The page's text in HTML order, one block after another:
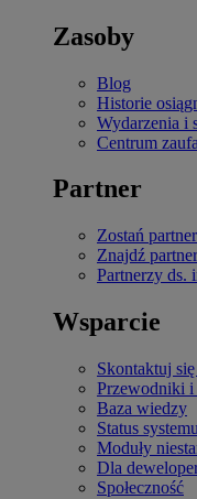
Zasoby
Blog
Historie
Wydarzenia i
Centrum
Partner
Zostań
Znajdź
Partnerzy ds.
Wsparcie
Skontaktuj
Przewodniki i
Baza wiedzy
Status systemu
Moduły
Dla
Społeczność